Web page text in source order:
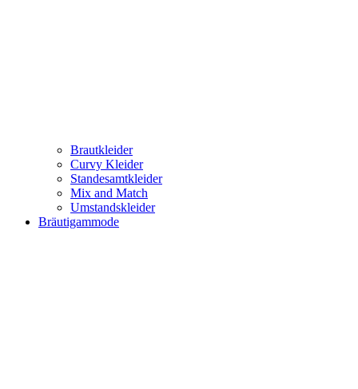
Brautkleider
Curvy Kleider
Standesamtkleider
Mix and Match
Umstandskleider
Bräutigammode